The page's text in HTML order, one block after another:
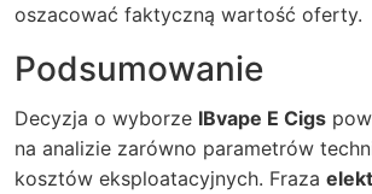
oszacować faktyczną wartość oferty.
Podsumowanie
Decyzja o wyborze IBvape E Cigs
na analizie zarówno parametrów
kosztów eksploatacyjnych. Fraza